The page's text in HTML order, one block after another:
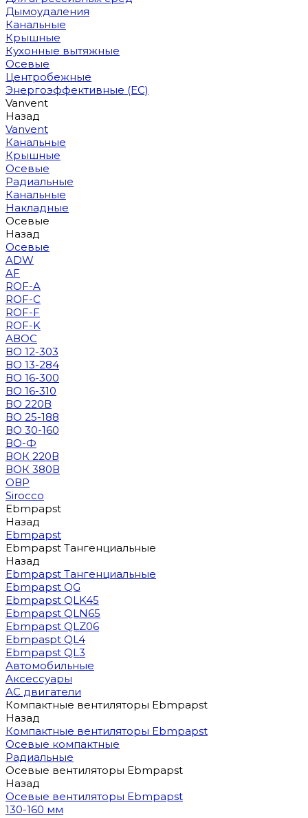
Дымоудаления
Канальные
Крышные
Кухонные вытяжные
Осевые
Центробежные
Энергоэффективные (EC)
Vanvent
Назад
Vanvent
Канальные
Крышные
Осевые
Радиальные
Канальные
Накладные
Осевые
Назад
Осевые
ADW
AF
ROF-A
ROF-C
ROF-F
ROF-K
АВОС
ВО 12-303
ВО 13-284
ВО 16-300
ВО 16-310
ВО 220В
ВО 25-188
ВО 30-160
ВО-Ф
ВОК 220В
ВОК 380В
ОВР
Sirocco
Ebmpapst
Назад
Ebmpapst
Ebmpapst Тангенциальные
Назад
Ebmpapst Тангенциальные
Ebmpapst QG
Ebmpapst QLK45
Ebmpapst QLN65
Ebmpapst QLZ06
Ebmpaspt QL4
Ebmpapst QL3
Автомобильные
Аксессуары
АС двигатели
Компактные вентиляторы Ebmpapst
Назад
Компактные вентиляторы Ebmpapst
Осевые компактные
Радиальные
Осевые вентиляторы Ebmpapst
Назад
Осевые вентиляторы Ebmpapst
130-160 мм